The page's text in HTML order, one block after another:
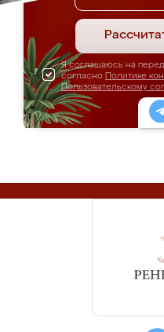
Я соглашаюсь на
согласно Политике
Пользовательскому